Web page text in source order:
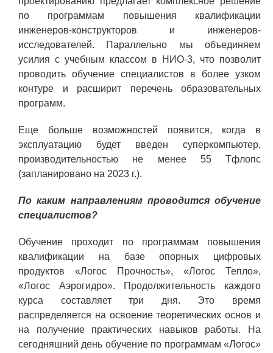
ОБРАЗОВАНИЕ/КАРЬЕРА
Будущим сотрудникам
СФТИ НИЯУ МИФИ
Спецкафедра УРФУ
Школа молодого специалиста
Новый Снежинск
Оформление анкетного материала РФЯЦ
- ВНИИТФ
Практика для студентов
по программам повышения квалификации
инженеров-конструкторов и инженеров-
исследователей. Параллельно мы объединяем
усилия с учебным классом в НИО-3, что позволит
проводить обучение специалистов в более узком
контуре и расширит перечень образовательных
программ.
Еще больше возможностей появится, когда в
эксплуатацию будет введен суперкомпьютер,
производительностью не менее 55 Тфлопс
(запланировано на 2023 г.).
По каким направлениям проводится обучение
специалистов?
Обучение проходит по программам повышения
квалификации на базе опорных цифровых
продуктов «Логос Прочность», «Логос Тепло»,
«Логос Аэрогидро». Продолжительность каждого
курса составляет три дня. Это время
распределяется на освоение теоретических основ и
на получение практических навыков работы. На
сегодняшний день обучение по программам «Логос»